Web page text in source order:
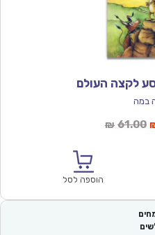
במה
₪ 61.00
הוספה לסל